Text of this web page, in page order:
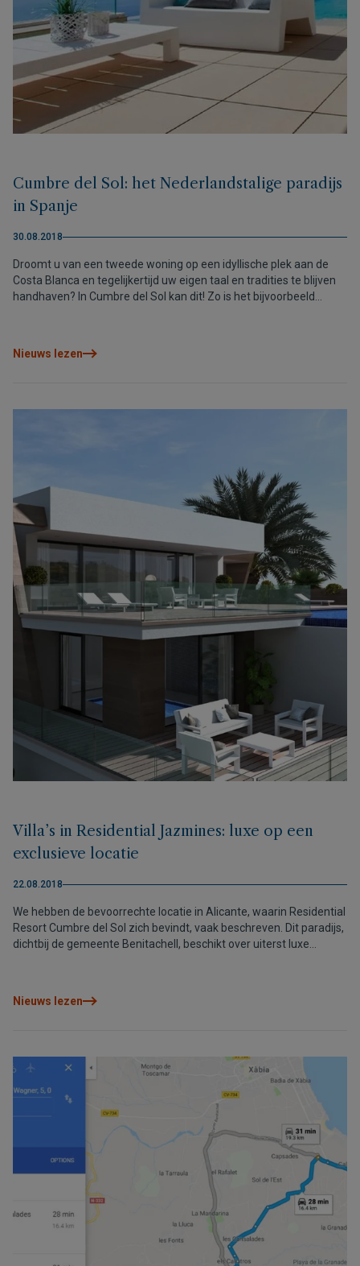
Cumbre del Sol: het Nederlandstalige paradijs
in Spanje
30.08.2018
Droomt u van een tweede woning op een idyllische plek aan de
Costa Blanca en tegelijkertijd uw eigen taal en tradities te blijven
handhaven? In Cumbre del Sol kan dit! Zo is het bijvoorbeeld
biedt dit uw kinderen de mogelijkheid onderwijs te volgen in een
Nieuws lezen
Villa’s in Residential Jazmines: luxe op een
exclusieve locatie
22.08.2018
We hebben de bevoorrechte locatie in Alicante, waarin Residential
Resort Cumbre del Sol zich bevindt, vaak beschreven. Dit paradijs,
dichtbij de gemeente Benitachell, beschikt over uiterst luxe
Nieuws lezen